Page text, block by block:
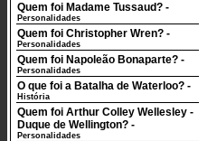
Quem foi Madame Tussaud? -
Personalidades
Quem foi Christopher Wren? -
Personalidades
Quem foi Napoleão Bonaparte? -
Personalidades
O que foi a Batalha de Waterloo? -
História
Quem foi Arthur Colley Wellesley -
Duque de Wellington? -
Personalidades